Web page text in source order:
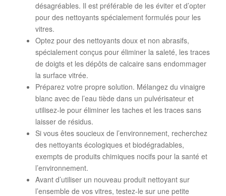
désagréables. Il est préférable de les éviter et d’opter
pour des nettoyants spécialement formulés pour les
vitres.
Optez pour des nettoyants doux et non abrasifs,
spécialement conçus pour éliminer la saleté, les traces
de doigts et les dépôts de calcaire sans endommager
la surface vitrée.
Préparez votre propre solution. Mélangez du vinaigre
blanc avec de l’eau tiède dans un pulvérisateur et
utilisez-le pour éliminer les taches et les traces sans
laisser de résidus.
Si vous êtes soucieux de l’environnement, recherchez
des nettoyants écologiques et biodégradables,
exempts de produits chimiques nocifs pour la santé et
l’environnement.
Avant d’utiliser un nouveau produit nettoyant sur
l’ensemble de vos vitres, testez-le sur une petite